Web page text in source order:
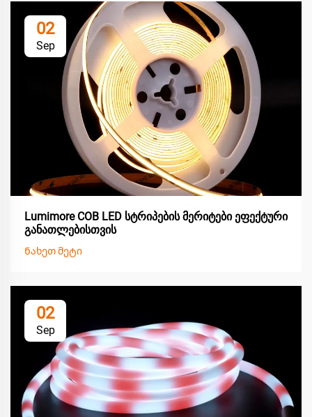
02
Sep
Lumimore COB LED სტრიპების მერიტები ეფექტური
განათლებისთვის
Ნახეთ მეტი
02
Sep